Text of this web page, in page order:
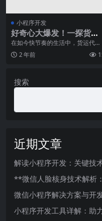
小程序开发
好奇心大爆发！一探货运
代理的黑科技！
在如今快节奏的生活中，货运代理
在各行各业中扮演着至关重要的角
色。他们不仅仅是简单
2 年前
搜索
近期文章
解读小程序开发：关键技
**微信人脸核身技术解析
微信小程序解决方案与开
小程序开发工具详解：助